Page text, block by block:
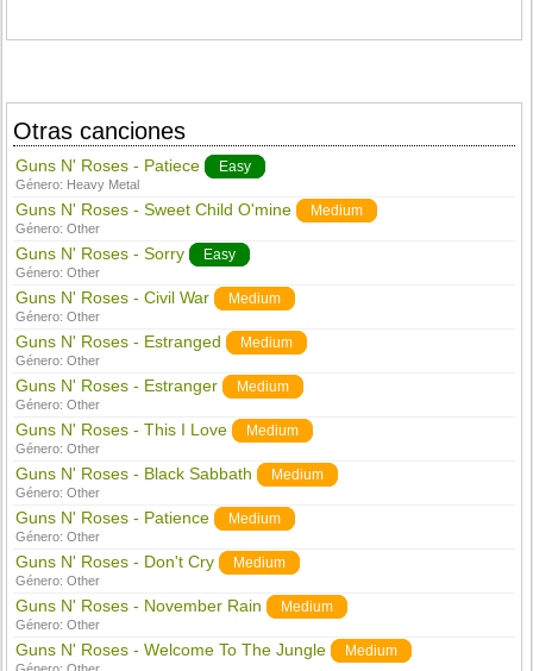
Otras canciones
Guns N' Roses - Patiece Easy
Género: Heavy Metal
Guns N' Roses - Sweet Child O'mine Medium
Género:Other
Guns N' Roses - Sorry Easy
Género:Other
Guns N' Roses - Civil War Medium
Género:Other
Guns N' Roses - Estranged Medium
Género:Other
Guns N' Roses - Estranger Medium
Género:Other
Guns N' Roses - This I Love Medium
Género:Other
Guns N' Roses - Black Sabbath Medium
Género:Other
Guns N' Roses - Patience Medium
Género:Other
Guns N' Roses - Don't Cry Medium
Género:Other
Guns N' Roses - November Rain Medium
Género:Other
Guns N' Roses - Welcome To The Jungle Medium